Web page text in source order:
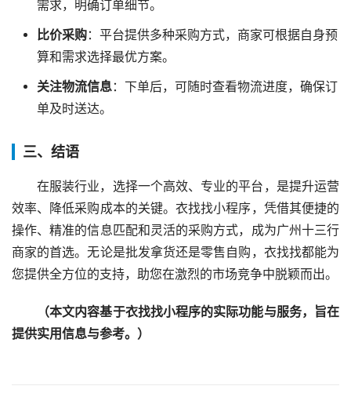
需求，明确订单细节。
比价采购：平台提供多种采购方式，商家可根据自身预
算和需求选择最优方案。
关注物流信息：下单后，可随时查看物流进度，确保订
单及时送达。
三、结语
在服装行业，选择一个高效、专业的平台，是提升运营
效率、降低采购成本的关键。衣找找小程序，凭借其便捷的
操作、精准的信息匹配和灵活的采购方式，成为广州十三行
商家的首选。无论是批发拿货还是零售自购，衣找找都能为
您提供全方位的支持，助您在激烈的市场竞争中脱颖而出。
（本文内容基于衣找找小程序的实际功能与服务，旨在
提供实用信息与参考。）